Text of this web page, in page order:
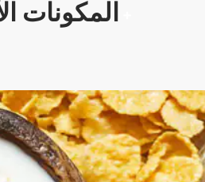
المكونات